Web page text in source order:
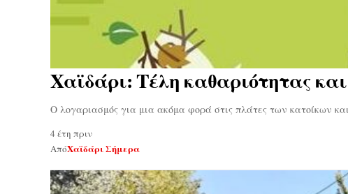
Χαϊδάρι: Τέλη καθαριότητας
Ο λογαριασμός για μια ακόμα φορά στις πλάτες των κατοίκων
4 έτη πριν
ΑπόΧαϊδάρι Σήμερα